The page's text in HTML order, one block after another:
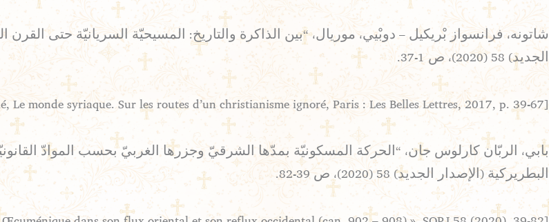
شاتونه، فرانسواز بْريكيل – دوبْيي، موريال، “بين الذاكرة والتاريخ: المسيحيّة السريانيّة حتى
الجديد) 58 (2020)، ص 1-37.
[Translation of Françoise Briquel Chatonnet – Muriel Debié, Le monde syriaque. Sur les routes d’un christianisme ignoré, Paris : Les Belles Lettres, 2017, p. 39-67]
البطريركية (الإصدار الجديد) 58 (2020)، ص 39-82.